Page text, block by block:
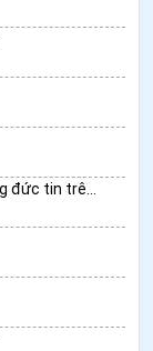
Các vị thánh của bóng đá: Những tấm gương đức tin trên sân cỏ và trong cuộc sống